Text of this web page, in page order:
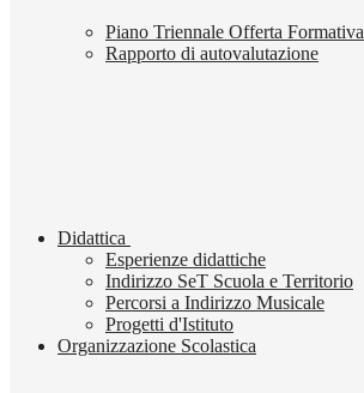
Piano Triennale Offerta Formativa
Rapporto di autovalutazione
Didattica
Esperienze didattiche
Indirizzo SeT Scuola e Territorio
Percorsi a Indirizzo Musicale
Progetti d'Istituto
Organizzazione Scolastica